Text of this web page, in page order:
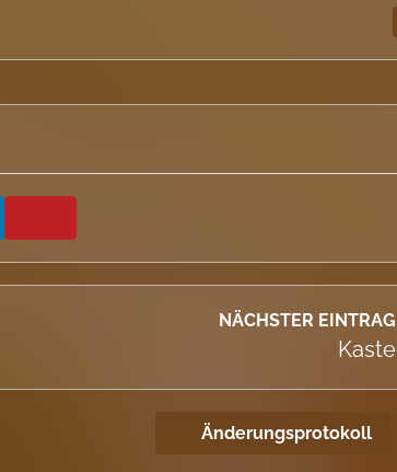
NÄCHSTER EINTRAG
Kaste
Änderungsprotokoll